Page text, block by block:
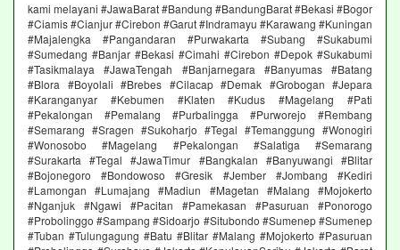
kami melayani #JawaBarat #Bandung #BandungBarat #Bekasi #Bogor
#Ciamis #Cianjur #Cirebon #Garut #Indramayu #Karawang #Kuningan
#Majalengka #Pangandaran #Purwakarta #Subang #Sukabumi
#Sumedang #Banjar #Bekasi #Cimahi #Cirebon #Depok #Sukabumi
#Tasikmalaya #JawaTengah #Banjarnegara #Banyumas #Batang
#Blora #Boyolali #Brebes #Cilacap #Demak #Grobogan #Jepara
#Karanganyar #Kebumen #Klaten #Kudus #Magelang #Pati
#Pekalongan #Pemalang #Purbalingga #Purworejo #Rembang
#Semarang #Sragen #Sukoharjo #Tegal #Temanggung #Wonogiri
#Wonosobo #Magelang #Pekalongan #Salatiga #Semarang
#Surakarta #Tegal #JawaTimur #Bangkalan #Banyuwangi #Blitar
#Bojonegoro #Bondowoso #Gresik #Jember #Jombang #Kediri
#Lamongan #Lumajang #Madiun #Magetan #Malang #Mojokerto
#Nganjuk #Ngawi #Pacitan #Pamekasan #Pasuruan #Ponorogo
#Probolinggo #Sampang #Sidoarjo #Situbondo #Sumenep #Sumenep
#Tuban #Tulungagung #Batu #Blitar #Malang #Mojokerto #Pasuruan